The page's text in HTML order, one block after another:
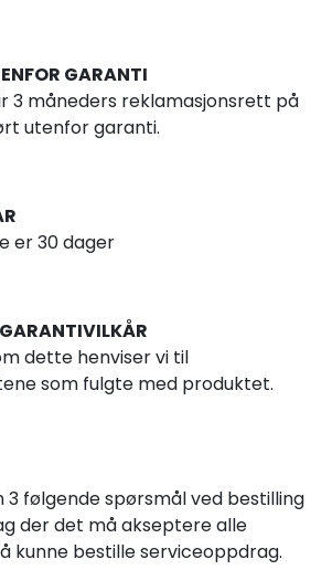
GARANTI
3 måneders reklamasjonsrett på
utenfor garanti.
er 30 dager
dette henviser vi til
som fulgte med produktet.
3 følgende spørsmål ved bestilling
der det må akseptere alle
kunne bestille serviceoppdrag.